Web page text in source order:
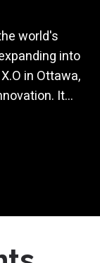
world's
into
in Ottawa,
It...